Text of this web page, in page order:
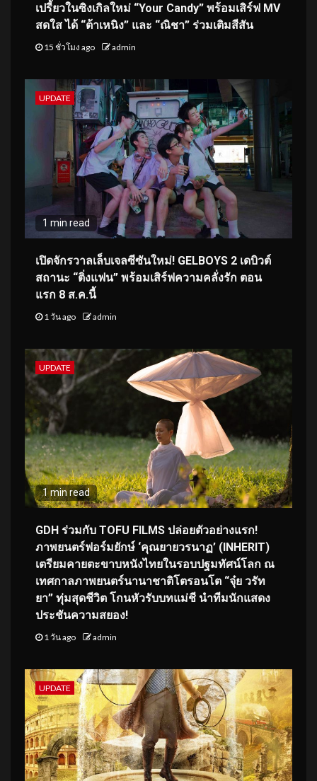
เปรี้ยวในซิงเกิลใหม่ “Your Candy” พร้อมเสิร์ฟ MV
สดใส ได้ “ต้าเหนิง” และ “ณิชา” ร่วมเติมสีสัน
15 ชั่วโมง ago admin
UPDATE
1 min read
เปิดจักรวาลเล็บเจลซีซันใหม่! GELBOYS 2 เดบิวต์
สถานะ “ติ่งแฟน” พร้อมเสิร์ฟความคลั่งรัก ตอน
แรก 8 ส.ค.นี้
1 วัน ago admin
UPDATE
1 min read
GDH ร่วมกับ TOFU FILMS ปล่อยตัวอย่างแรก!
ภาพยนตร์ฟอร์มยักษ์ ‘คุณยายวรนาฏ’ (INHERIT)
เตรียมคายตะขาบหนังไทยในรอบปฐมทัศน์โลก ณ
เทศกาลภาพยนตร์นานาชาติโตรอนโต “จุ๋ย วรัท
ยา” ทุ่มสุดชีวิต โกนหัวรับบทแม่ชี นำทีมนักแสดง
ประชันความสยอง!
1 วัน ago admin
UPDATE